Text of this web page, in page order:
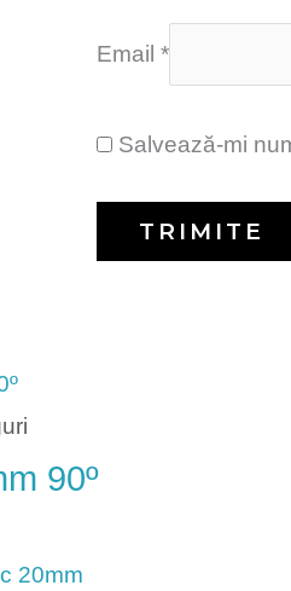
Email *
Salvează-mi
90º